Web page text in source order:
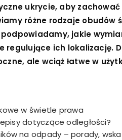
ukrycie, aby
różne rodzaje obudów
podpowiadamy, jakie
regulujące ich lokalizację.
ale wciąż łatwe w
w świetle prawa
dotyczące odległości?
na odpady – porady,